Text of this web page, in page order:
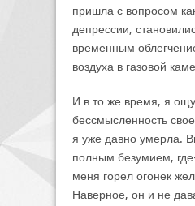
пришла с вопросом
депрессии,
временным
воздуха в газовой
И в то же время, я
бессмысленность
я уже давно умерла.
полным безумием,
меня горел огонек
Наверное, он и не